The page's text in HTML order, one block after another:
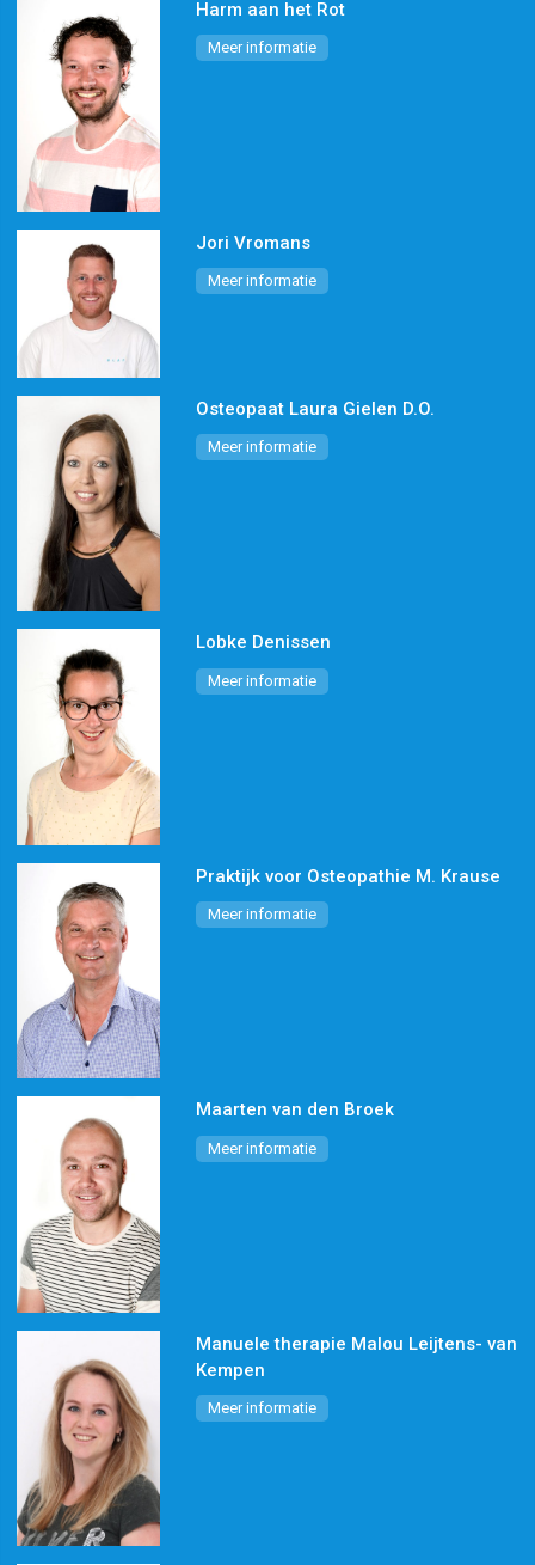
Harm aan het Rot
Meer informatie
Jori Vromans
Meer informatie
Osteopaat Laura Gielen D.O.
Meer informatie
Lobke Denissen
Meer informatie
Praktijk voor Osteopathie M. Krause
Meer informatie
Maarten van den Broek
Meer informatie
Manuele therapie Malou Leijtens- van
Kempen
Meer informatie